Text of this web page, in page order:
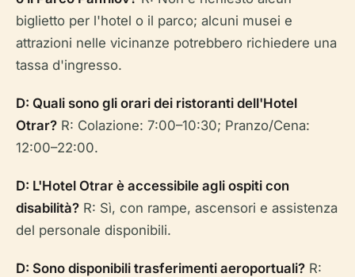
biglietto per l'hotel o il parco; alcuni musei e
attrazioni nelle vicinanze potrebbero richiedere una
tassa d'ingresso.
D: Quali sono gli orari dei ristoranti dell'Hotel
Otrar? R: Colazione: 7:00–10:30; Pranzo/Cena:
12:00–22:00.
D: L'Hotel Otrar è accessibile agli ospiti con
disabilità? R: Sì, con rampe, ascensori e assistenza
del personale disponibili.
D: Sono disponibili trasferimenti aeroportuali? R: